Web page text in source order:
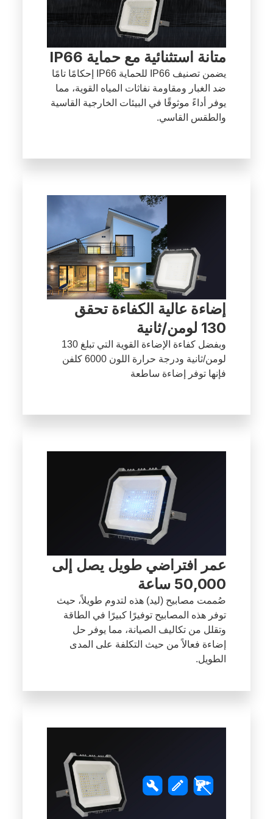
متانة استثنائية مع حماية IP66
يضمن تصنيف IP66 للحماية IP66 إحكامًا تامًا
ضد الغبار ومقاومة نفاثات المياه القوية، مما
يوفر أداءً موثوقًا في البيئات الخارجية القاسية
والطقس القاسي.
إضاءة عالية الكفاءة تحقق
130 لومن/ثانية
وبفضل كفاءة الإضاءة القوية التي تبلغ 130
لومن/ثانية ودرجة حرارة اللون 6000 كلفن
فإنها توفر إضاءة ساطعة
عمر افتراضي طويل يصل إلى
50,000 ساعة
صُممت مصابيح (ليد) هذه لتدوم طويلاً، حيث
توفر هذه المصابيح توفيرًا كبيرًا في الطاقة
وتقلل من تكاليف الصيانة، مما يوفر حل
إضاءة فعالاً من حيث التكلفة على المدى
الطويل.